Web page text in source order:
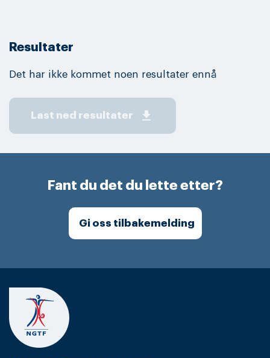
Resultater
Det har ikke kommet noen resultater ennå
Last ned resultater get_app
Fant du det du lette etter?
Gi oss tilbakemelding